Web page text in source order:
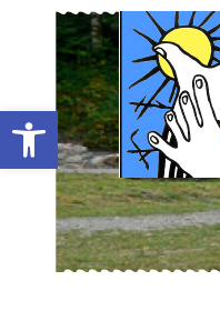
Ouvrir la barre d’outils